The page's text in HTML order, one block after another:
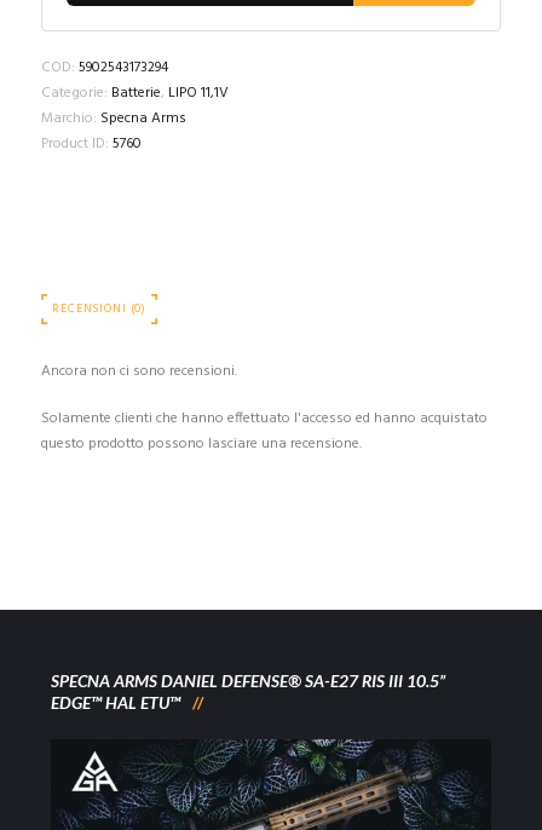
COD: 5902543173294
Categorie: Batterie, LIPO 11,1V
Marchio: Specna Arms
Product ID: 5760
RECENSIONI (0)
Ancora non ci sono recensioni.
Solamente clienti che hanno effettuato l'accesso ed hanno acquistato
questo prodotto possono lasciare una recensione.
SPECNA ARMS DANIEL DEFENSE® SA-E27 RIS III 10.5”
EDGE™ HAL ETU™